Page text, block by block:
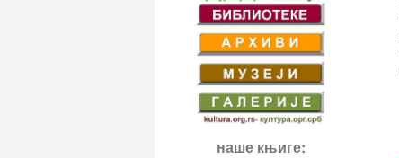
наше књиге: